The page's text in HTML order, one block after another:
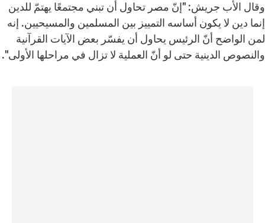
وقال الأب جريش: "إنّ مصر تحاول أن تبني مجتمعًا يهتمّ للدين
إنما دين لا يكون أساسه التمييز بين المسلمين والمسيحيين. إنه
لمن الواضح أنّ الرئيس يحاول أن يفسّر بعض الآيات القرآنية
والنصوص الدينية حتى لو أنّ العملية لا تزال في مراحلها الأولى".